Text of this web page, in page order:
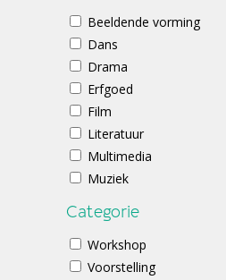
Beeldende vorming
Dans
Drama
Erfgoed
Film
Literatuur
Multimedia
Muziek
Categorie
Workshop
Voorstelling